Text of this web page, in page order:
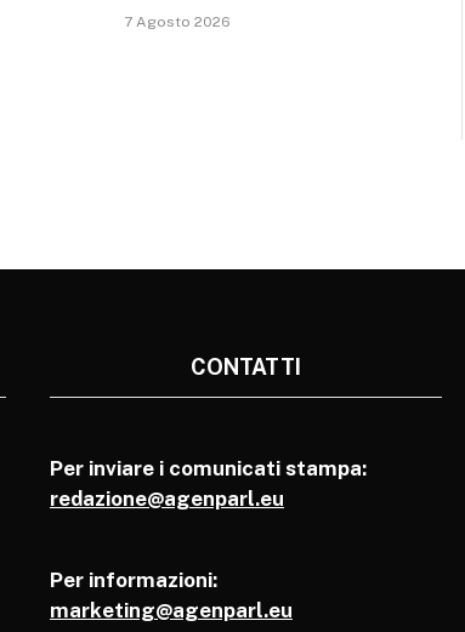
7 Agosto 2026
CONTATTI
Per inviare i comunicati stampa:
redazione@agenparl.eu
Per informazioni:
marketing@agenparl.eu